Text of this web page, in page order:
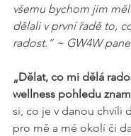
všemu bychom jim
dělali v první řadě to,
radost.“ ~ GW4W
„Dělat, co mi dělá
wellness pohledu
si, co je v danou chvíli
pro mě a mé okolí či